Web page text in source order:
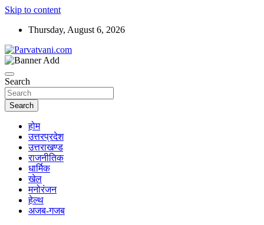
Skip to content
Thursday, August 6, 2026
Parvatvani.com
Search
Search
होम
उत्तरप्रदेश
उत्तराखण्ड
राजनीतिक
धार्मिक
खेल
मनोरंजन
हेल्थ
अजब-गजब